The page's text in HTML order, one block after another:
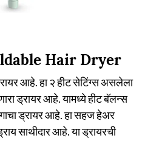
Hair Dryer
आहे. हा २ हीट सेटिंग्स असलेला
ड्रायर आहे. यामध्ये हीट बॅलन्स
ड्रायर आहे. हा सहज हेअर
साथीदार आहे. या ड्रायरची